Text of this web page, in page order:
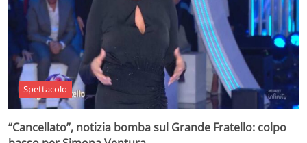
Spettacolo
“Cancellato”, notizia bomba sul Grande Fratello: colpo